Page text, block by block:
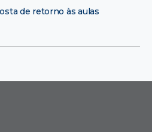
de retorno às aulas